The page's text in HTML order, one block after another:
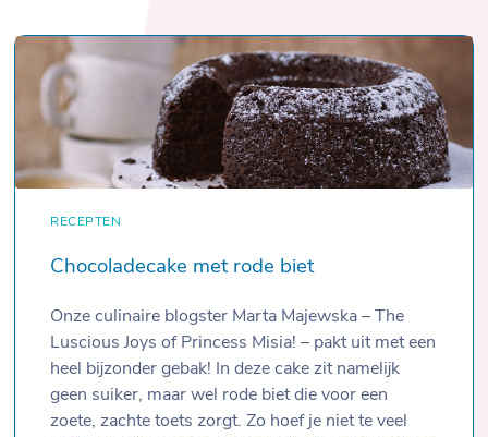
RECEPTEN
Chocoladecake met rode biet
Onze culinaire blogster Marta Majewska – The
Luscious Joys of Princess Misia! – pakt uit met een
heel bijzonder gebak! In deze cake zit namelijk
geen suiker, maar wel rode biet die voor een
zoete, zachte toets zorgt. Zo hoef je niet te veel